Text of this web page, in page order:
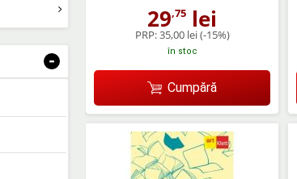
-
29,75 lei
PRP:35,00 lei(-15%)
în stoc
Cumpără